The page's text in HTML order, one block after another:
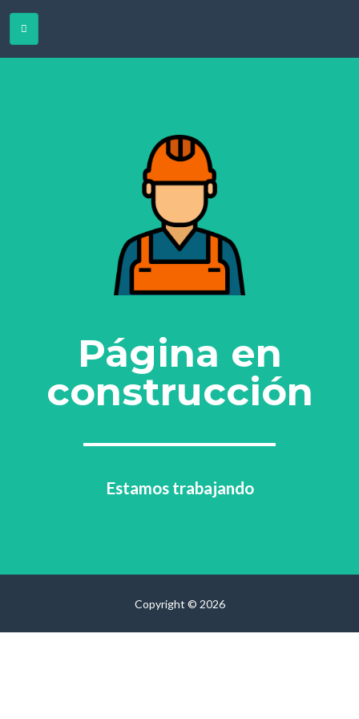
Página en
construcción
Estamos trabajando
Copyright © 2026